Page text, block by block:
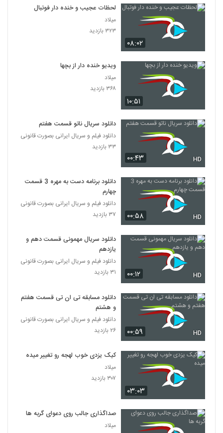
۰۸:۰۲
لحظات عجیب و خنده دار فوتبال
میلاد
۳۲۳ بازدید
۱۰:۵۱
ویدیو خنده دار از بچها
میلاد
۳۶۸ بازدید
۰۰:۴۳ HD
دانلود سریال ناتو قسمت هفتم
دانلود فیلم و سریال ایرانی بصورت قانونی
۳۳ بازدید
۰۰:۵۸ HD
دانلود برنامه دست به مهره 3 قسمت
چهارم
دانلود فیلم و سریال ایرانی بصورت قانونی
۳۷ بازدید
۰۰:۱۲ HD
دانلود سریال مهمونی قسمت دهم و
یازدهم
دانلود فیلم و سریال ایرانی بصورت قانونی
۳۱ بازدید
۰۰:۵۹ HD
دانلود مسابقه تی ان تی قسمت هفتم
و هشتم
دانلود فیلم و سریال ایرانی بصورت قانونی
۲۶ بازدید
۰۳:۰۳
کیک یزدی خوب لهجه رو تغییر میده
میلاد
۳۰۷ بازدید
صداگذاری جالب روی دعوای گربه ها
میلاد